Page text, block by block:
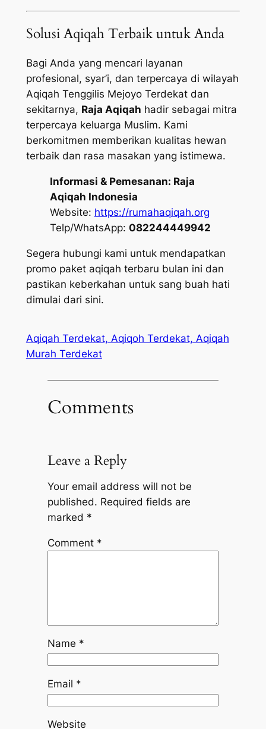
Solusi Aqiqah Terbaik untuk Anda
Bagi Anda yang mencari layanan
profesional, syar’i, dan terpercaya di wilayah
Aqiqah Tenggilis Mejoyo Terdekat dan
sekitarnya, Raja Aqiqah hadir sebagai mitra
terpercaya keluarga Muslim. Kami
berkomitmen memberikan kualitas hewan
terbaik dan rasa masakan yang istimewa.
Informasi & Pemesanan: Raja
Aqiqah Indonesia
Website: https://rumahaqiqah.org
Telp/WhatsApp: 082244449942
Segera hubungi kami untuk mendapatkan
promo paket aqiqah terbaru bulan ini dan
pastikan keberkahan untuk sang buah hati
dimulai dari sini.
Aqiqah Terdekat, Aqiqoh Terdekat, Aqiqah
Murah Terdekat
Comments
Leave a Reply
Your email address will not be
published. Required fields are
marked *
Comment *
Name *
Email *
Website